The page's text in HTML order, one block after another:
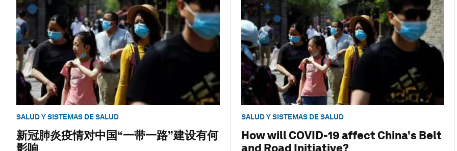
SALUD Y SISTEMAS DE SALUD
新冠肺炎疫情对中国“一带一路”建设有何
影响
SALUD Y SISTEMAS DE SALUD
How will COVID-19 affect China's Belt
and Road Initiative?